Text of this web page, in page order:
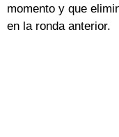
momento y que
en la ronda anterior.